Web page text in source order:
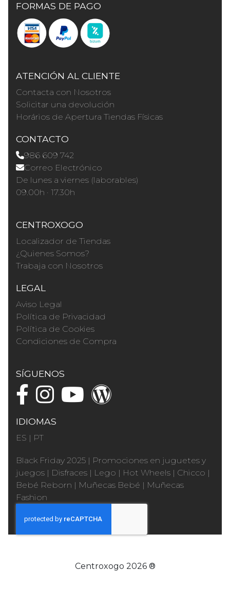
FORMAS DE PAGO
ATENCIÓN AL CLIENTE
Contacta con Nosotros
Solicitar una devolución
Horários de Apertura Tiendas Físicas
CONTACTO
986 609 742
Correo Electrónico
De lunes a viernes (laborables)
09.00h · 17.30h
CENTROXOGO
Localizador de Tiendas
¿Quienes Somos?
Trabaja con Nosotros
LEGAL
Aviso Legal
Política de Privacidad
Política de Cookies
Condiciones de Compra
SÍGUENOS
IDIOMAS
ES | PT
Black Friday 2025 | Promociones en juguetes y
juegos | Disfraces | Lego | Hot Wheels | Chicco |
Bebé Reborn | Muñecas Bebé | Muñecas
Fashion
Centroxogo 2026 ®